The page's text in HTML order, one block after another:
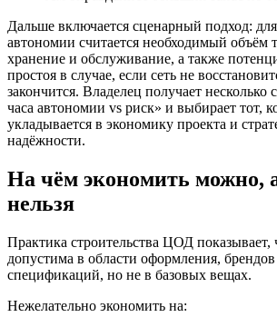
Дальше включается сценарный подход:
автономии считается необходимый объём
хранение и обслуживание, а также
простоя в случае, если сеть не
закончится. Владелец получает несколько
часа автономии vs риск» и выбирает тот,
укладывается в экономику проекта и
надёжности.
На чём экономить можно,
нельзя
Практика строительства ЦОД показывает,
допустима в области оформления,
спецификаций, но не в базовых вещах.
Нежелательно экономить на: